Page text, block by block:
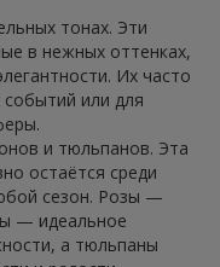
тонах. Эти
в нежных оттенках,
Их часто
или для
и тюльпанов. Эта
остаётся среди
сезон. Розы —
— идеальное
а тюльпаны